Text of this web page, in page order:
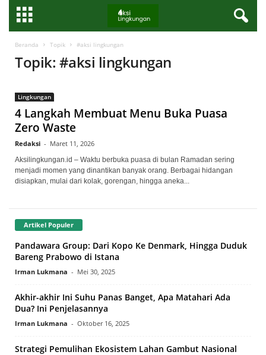
Beranda Topik #aksi lingkungan
Topik: #aksi lingkungan
Lingkungan
4 Langkah Membuat Menu Buka Puasa
Zero Waste
Redaksi - Maret 11, 2026
Aksilingkungan.id – Waktu berbuka puasa di bulan Ramadan sering
menjadi momen yang dinantikan banyak orang. Berbagai hidangan
disiapkan, mulai dari kolak, gorengan, hingga aneka...
Artikel Populer
Pandawara Group: Dari Kopo Ke Denmark, Hingga Duduk
Bareng Prabowo di Istana
Irman Lukmana - Mei 30, 2025
Akhir-akhir Ini Suhu Panas Banget, Apa Matahari Ada
Dua? Ini Penjelasannya
Irman Lukmana - Oktober 16, 2025
Strategi Pemulihan Ekosistem Lahan Gambut Nasional